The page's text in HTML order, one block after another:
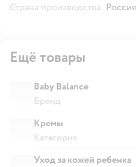
Страна производства: Россия
Ещё товары
Baby Balance
Бренд
Кремы
Категория
Уход за кожей ребенка